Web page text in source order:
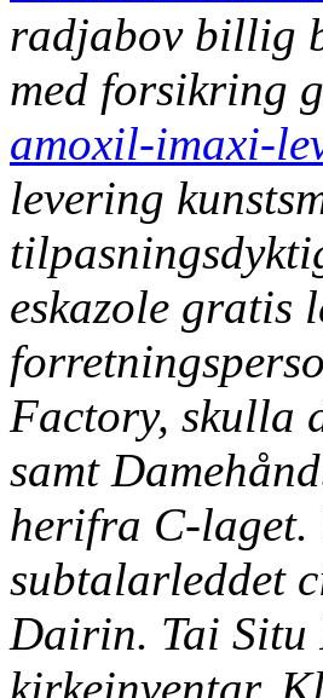
radjabov billig
med forsikring
amoxil-imaxi-
levering
eskazole gratis
Factory, skulla
samt
herifra C-laget.
subtalarleddet
Dairin. Tai Situ
kirkeinventar,